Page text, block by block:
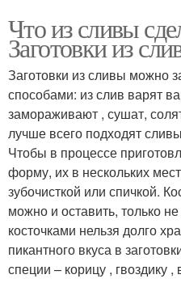
Что из сливы
Заготовки из
Заготовки из сливы можно
способами: из слив варят
замораживают , сушат,
лучше всего подходят
Чтобы в процессе
форму, их в нескольких
зубочисткой или спичкой.
можно и оставить, только
косточками нельзя долго
пикантного вкуса в
специи – корицу , гвоздику